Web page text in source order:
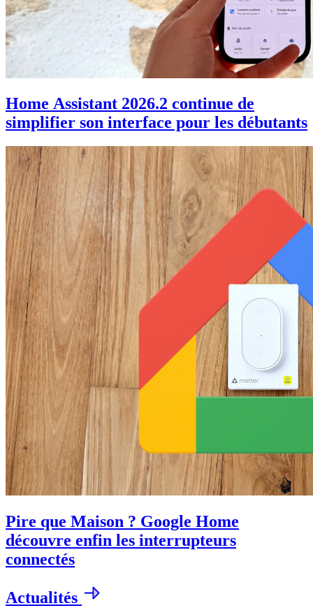
Home Assistant 2026.2 continue de
simplifier son interface pour les débutants
Pire que Maison ? Google Home
découvre enfin les interrupteurs
connectés
Actualités